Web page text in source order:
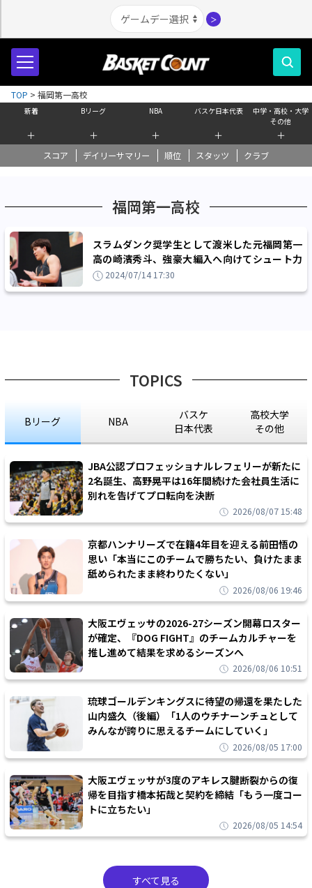
＞
新着
＋
Bリーグ
＋
NBA
＋
バスケ日本代表
＋
中学・高校・大学
その他
＋
スコア デイリーサマリー 順位 スタッツ クラブ
TOP > 福岡第一高校
福岡第一高校
スラムダンク奨学生として渡米した元福岡第一
高の崎濱秀斗、強豪大編入へ向けてシュート力
を磨く「自信を持たないとやっていけない」
2024/07/14 17:30
TOPICS
Bリーグ NBA
バスケ
日本代表
高校大学
その他
JBA公認プロフェッショナルレフェリーが新たに
2名誕生、高野晃平は16年間続けた会社員生活に
別れを告げてプロ転向を決断
2026/08/07 15:48
京都ハンナリーズで在籍4年目を迎える前田悟の
思い「本当にこのチームで勝ちたい、負けたまま
舐められたまま終わりたくない」
2026/08/06 19:46
大阪エヴェッサの2026-27シーズン開幕ロスター
が確定、『DOG FIGHT』のチームカルチャーを
推し進めて結果を求めるシーズンへ
2026/08/06 10:51
琉球ゴールデンキングスに待望の帰還を果たした
山内盛久（後編）「1人のウチナーンチュとして
みんなが誇りに思えるチームにしていく」
2026/08/05 17:00
大阪エヴェッサが3度のアキレス腱断裂からの復
帰を目指す橋本拓哉と契約を締結「もう一度コー
トに立ちたい」
2026/08/05 14:54
すべて見る